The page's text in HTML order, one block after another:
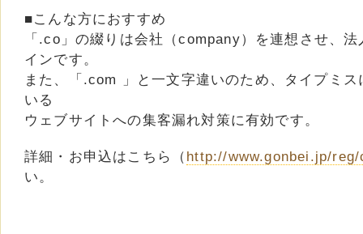
■こんな方におすすめ
「.co」の綴りは会社（company）を連想させ、
インです。
また、「.com 」と一文字違いのため、タイプミ
いる
ウェブサイトへの集客漏れ対策に有効です。
詳細・お申込はこちら（ http://www.gonbei.jp/
い。